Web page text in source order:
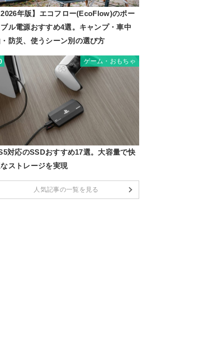
年版】エコフロー(EcoFlow)のポー
ル電源おすすめ4選。キャンプ・車中
防災、使うシーン別の選び方
ゲーム・おもちゃ
対応のSSDおすすめ17選。大容量で快
ストレージを実現
人気記事の一覧を見る